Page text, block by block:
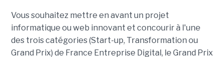
Vous souhaitez mettre en avant un projet
informatique ou web innovant et concourir à l'une
des trois catégories (Start-up, Transformation ou
Grand Prix) de France Entreprise Digital, le Grand Prix